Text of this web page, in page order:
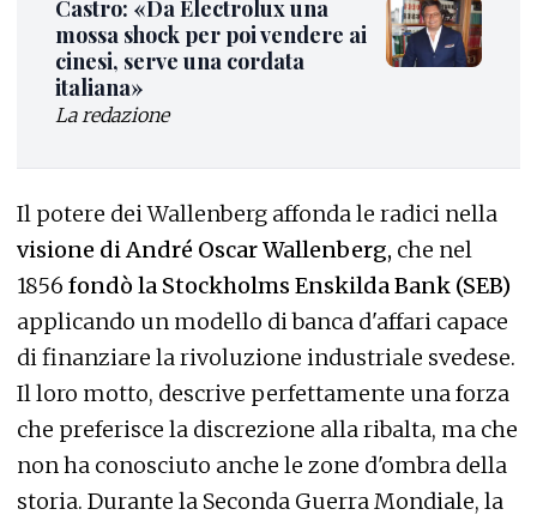
Castro: «Da Electrolux una
mossa shock per poi vendere ai
cinesi, serve una cordata
italiana»
La redazione
Il potere dei Wallenberg affonda le radici nella
visione di André Oscar Wallenberg, che nel
1856 fondò la Stockholms Enskilda Bank (SEB)
applicando un modello di banca d'affari capace
di finanziare la rivoluzione industriale svedese.
Il loro motto, descrive perfettamente una forza
che preferisce la discrezione alla ribalta, ma che
non ha conosciuto anche le zone d'ombra della
storia. Durante la Seconda Guerra Mondiale, la